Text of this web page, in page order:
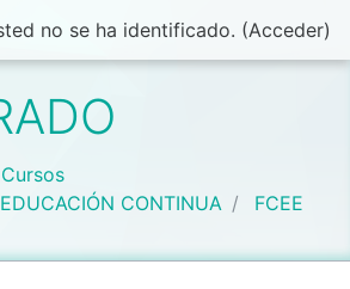
no se ha identificado. (Acceder)
Cursos
CONTINUA
FCEE